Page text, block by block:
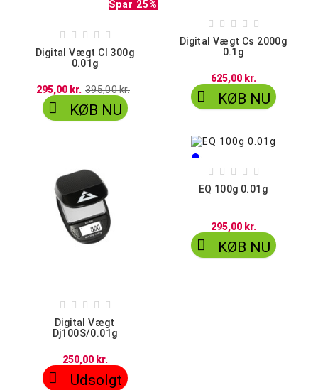
Spar 25%
    
Digital Vægt Cl 300g
0.01g
295,00 kr. 395,00 kr.
 KØB NU
    
Digital Vægt Cs 2000g
0.1g
625,00 kr.
 KØB NU
    
Digital Vægt
Dj100S/0.01g
250,00 kr.
 Udsolgt
Blå
Rød
Orange
    
EQ 100g 0.01g
295,00 kr.
 KØB NU